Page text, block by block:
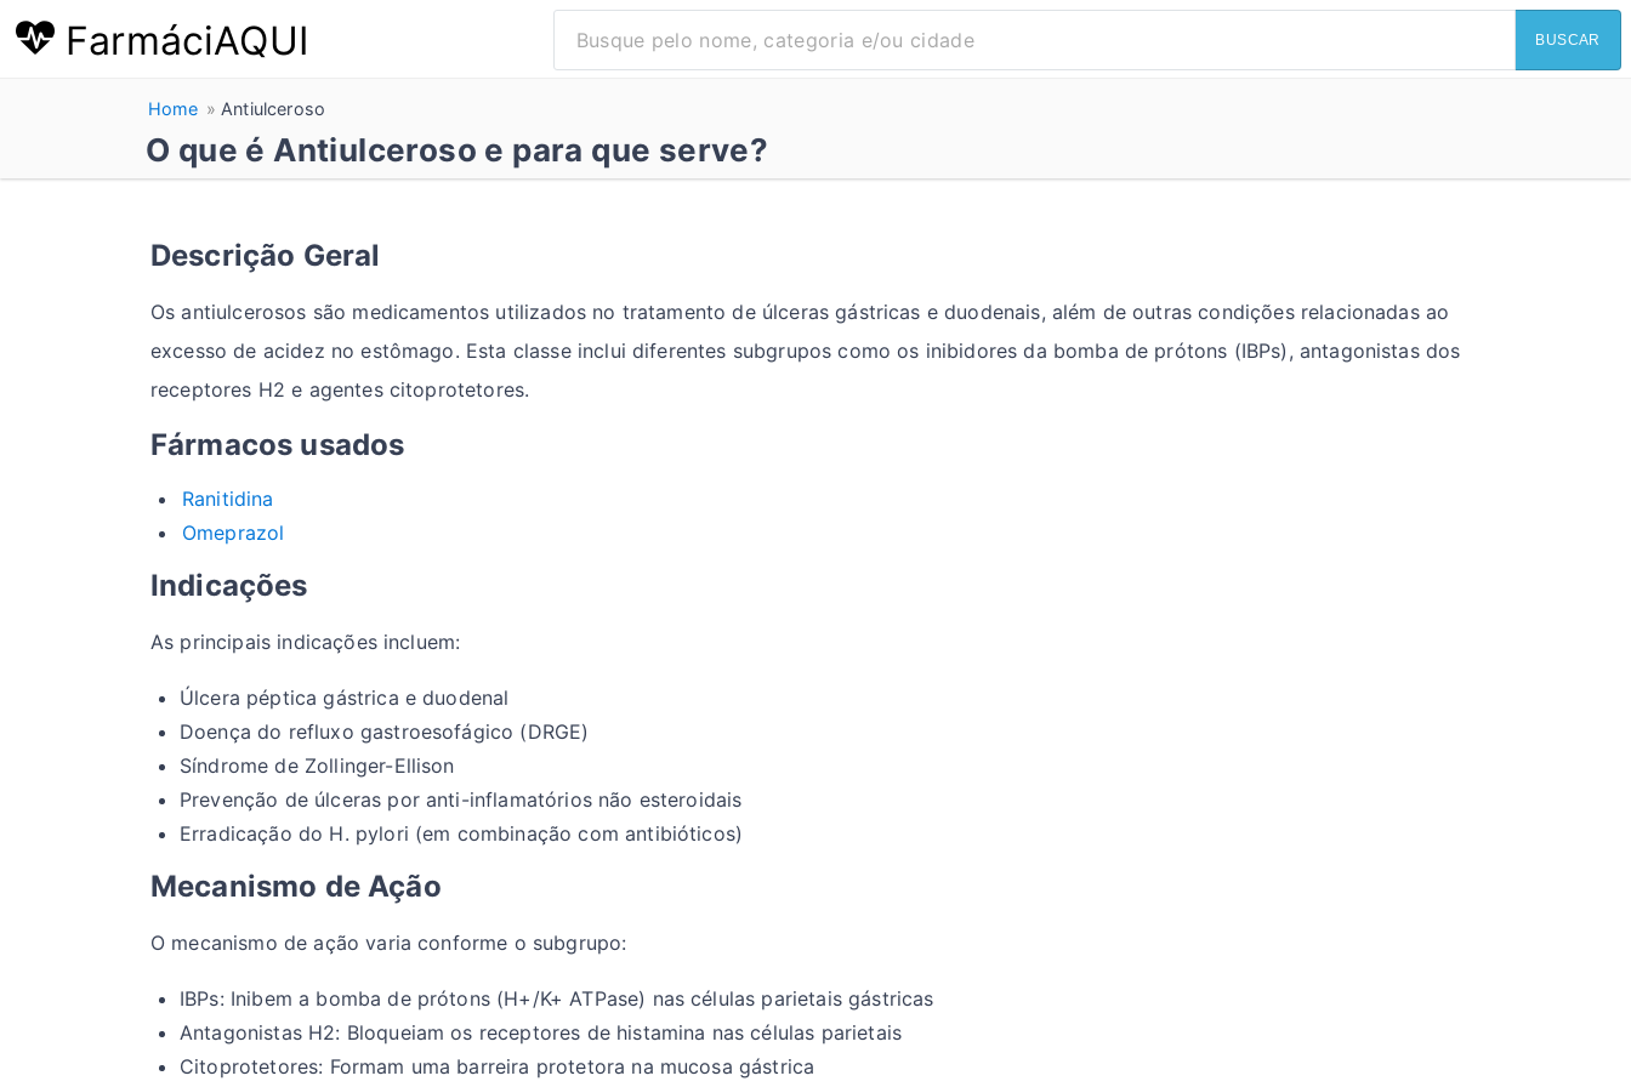
FarmáciAQUI BUSCAR
Home Antiulceroso
O que é Antiulceroso e para que serve?
Descrição Geral
Os antiulcerosos são medicamentos utilizados no tratamento de úlceras gástricas e duodenais, além de outras condições relacionadas ao
excesso de acidez no estômago. Esta classe inclui diferentes subgrupos como os inibidores da bomba de prótons (IBPs), antagonistas dos
receptores H2 e agentes citoprotetores.
Fármacos usados
Ranitidina
Omeprazol
Indicações
As principais indicações incluem:
Úlcera péptica gástrica e duodenal
Doença do refluxo gastroesofágico (DRGE)
Síndrome de Zollinger-Ellison
Prevenção de úlceras por anti-inflamatórios não esteroidais
Erradicação do H. pylori (em combinação com antibióticos)
Mecanismo de Ação
O mecanismo de ação varia conforme o subgrupo:
IBPs: Inibem a bomba de prótons (H+/K+ ATPase) nas células parietais gástricas
Antagonistas H2: Bloqueiam os receptores de histamina nas células parietais
Citoprotetores: Formam uma barreira protetora na mucosa gástrica